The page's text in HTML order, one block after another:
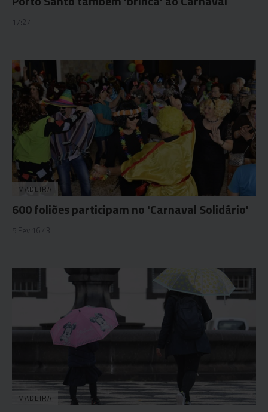
17:27
MADEIRA
600 foliões participam no 'Carnaval Solidário'
5 Fev 16:43
MADEIRA